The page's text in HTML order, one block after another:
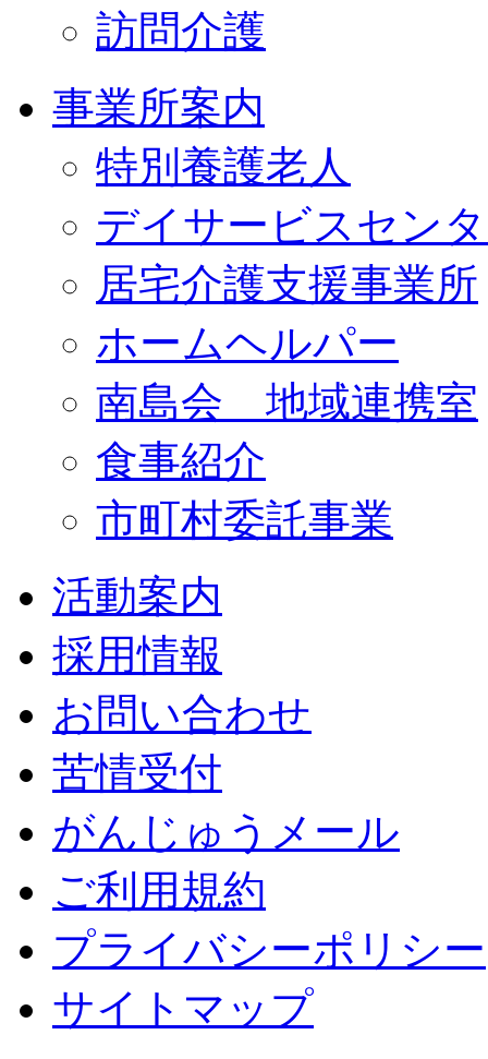
訪問介護
事業所案内
特別養護老人
デイサービスセン
居宅介護支援事業所
ホームヘルパー
南島会 地域連携室
食事紹介
市町村委託事業
活動案内
採用情報
お問い合わせ
苦情受付
がんじゅうメール
ご利用規約
プライバシーポリシー
サイトマップ